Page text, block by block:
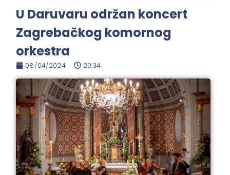
U Daruvaru održan koncert
Zagrebačkog komornog
orkestra
08/04/2024 20:34